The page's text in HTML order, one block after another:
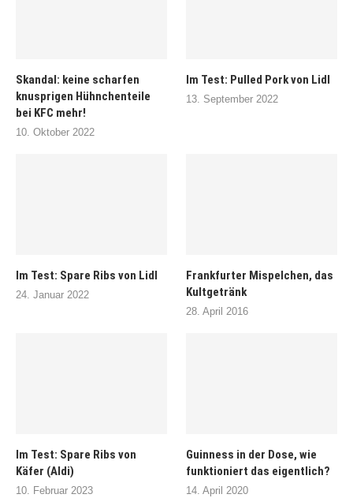
Skandal: keine scharfen
knusprigen Hühnchenteile
bei KFC mehr!
10. Oktober 2022
Im Test: Pulled Pork von Lidl
13. September 2022
Im Test: Spare Ribs von Lidl
24. Januar 2022
Frankfurter Mispelchen, das
Kultgetränk
28. April 2016
Im Test: Spare Ribs von
Käfer (Aldi)
10. Februar 2023
Guinness in der Dose, wie
funktioniert das eigentlich?
14. April 2020